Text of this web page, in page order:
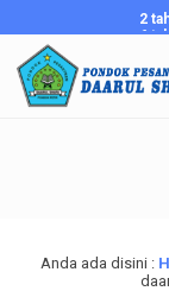
2 tahun
6 tahun
Anda ada disini :